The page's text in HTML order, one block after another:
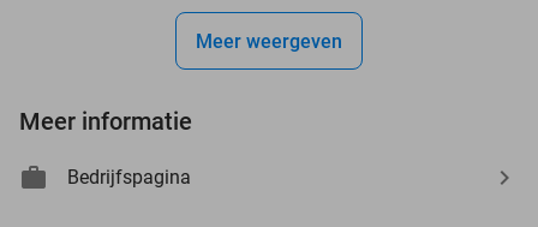
Meer weergeven
Meer informatie
Bedrijfspagina